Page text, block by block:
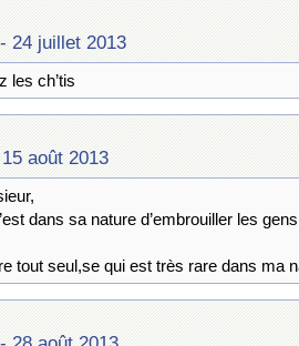
- 24 juillet 2013
les ch’tis
août 2013
dans sa nature d’embrouiller les
tout seul,se qui est très rare dans ma